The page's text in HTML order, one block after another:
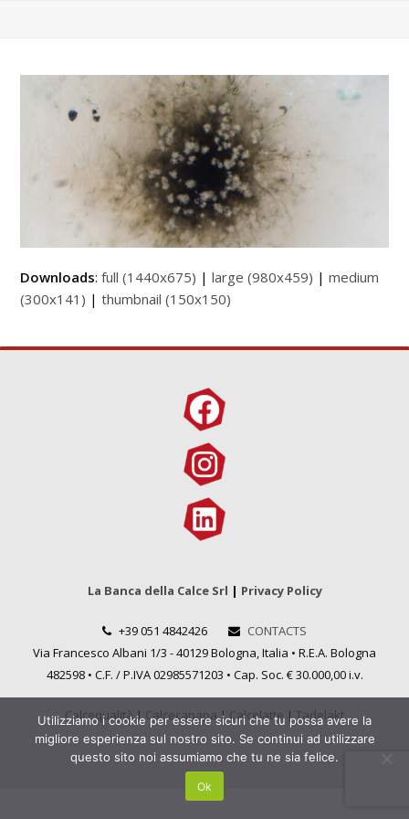
Downloads:full (1440x675) |large (980x459) |medium
(300x141) |thumbnail (150x150)
La Banca della Calce Srl | Privacy Policy
+39 051 4842426
CONTACTS
Via Francesco Albani 1/3 - 40129 Bologna, Italia • R.E.A. Bologna
482598 • C.F. / P.IVA 02985571203 • Cap. Soc. € 30.000,00 i.v.
Calcequalità|Calcecanapa|Calcelatte|Tadelakt
Utilizziamo i cookie per essere sicuri che tu possa avere la
migliore esperienza sul nostro sito. Se continui ad utilizzare
questo sito noi assumiamo che tu ne sia felice.
Ok